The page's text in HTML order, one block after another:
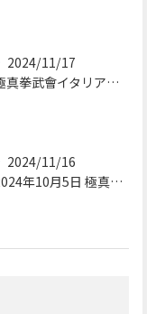
2024/11/17
極真拳武會イタリア🇮🇹支部（アンドレア・ストッパ 師範）
2024/11/16
2024年10月5日 極真館チリ大会エキスパート部門で1極真...